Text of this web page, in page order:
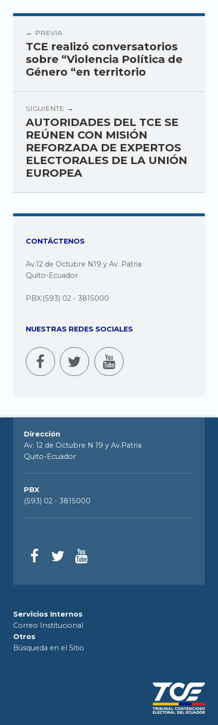
PREVIA
TCE realizó conversatorios
sobre “Violencia Política de
Género “en territorio
SIGUIENTE
AUTORIDADES DEL TCE SE
REÚNEN CON MISIÓN
REFORZADA DE EXPERTOS
ELECTORALES DE LA UNIÓN
EUROPEA
CONTÁCTENOS
Av.12 de Octubre N19 y Av. Patria
Quito-Ecuador
PBX:(593) 02 - 3815000
NUESTRAS REDES SOCIALES
Dirección
Av. 12 de Octubre N 19 y Av.Patria
Quito-Ecuador
PBX
(593) 02 - 3815000
Servicios Internos
Correo Institucional
Otros
Búsqueda en el Sitio